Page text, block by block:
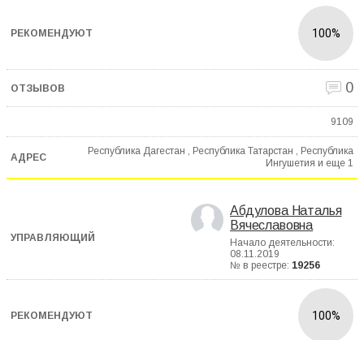
100%
0
9109
Республика Дагестан , Республика Татарстан , Республика
Ингушетия и еще 1
Абдулова Наталья
Вячеславовна
Начало деятельности:
08.11.2019
№ в реестре: 19256
100%